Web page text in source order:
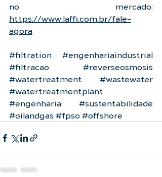
https://www.laffi.com.br/fale-
agora
#filtration
#engenhariaindustrial
#filtracao
#reverseosmosis
#watertreatment
#wastewater
#watertreatmentplant
#engenharia
#sustentabilidade
#oilandgas #fpso #offshore